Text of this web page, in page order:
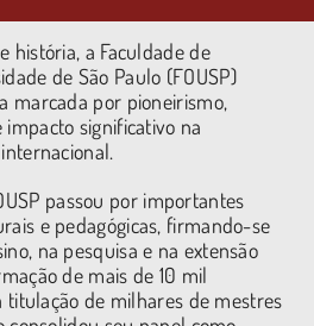
história, a Faculdade de
de São Paulo (FOUSP)
marcada por pioneirismo,
impacto significativo na
passou por importantes
e pedagógicas, firmando-se
na pesquisa e na extensão
de mais de 10 mil
de milhares de mestres